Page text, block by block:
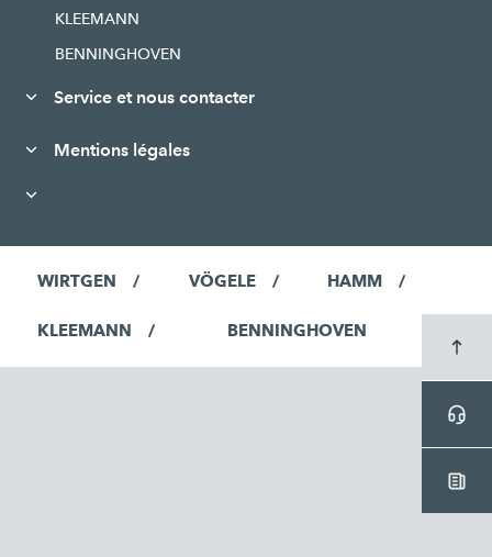
KLEEMANN
BENNINGHOVEN
Service et nous contacter
Mentions légales
WIRTGEN VÖGELE HAMM
KLEEMANN BENNINGHOVEN